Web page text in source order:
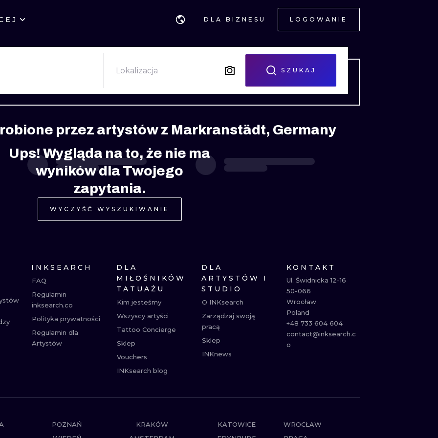
DLA BIZNESU LOGOWANIE
EDYNBURG
STYLE GEOMETRYCZNE
KALIGRAFIA
NEW SCHOOL
BIOMECHANIKA NEO TRADYCYJNE
TRIBAL IGNORANT
RYCINOWE KONTURY
KRESKÓWKOWE DOTWORK
Lokalizacja SZUKAJ
przez artystów z Markranstädt, Germany
Ups! Wygląda na to, że nie ma
wyników dla Twojego
zapytania.
WYCZYŚĆ WYSZUKIWANIE
INKSEARCH
FAQ
Regulamin
inksearch.co
Polityka prywatności
Regulamin dla
Artystów
DLA
MIŁOŚNIKÓW
TATUAŻU
Kim jesteśmy
Wszyscy artyści
Tattoo Concierge
Sklep
Vouchers
INKsearch blog
DLA
ARTYSTÓW I
STUDIO
O INKsearch
Zarządzaj swoją
pracą
Sklep
INKnews
KONTAKT
Ul. Świdnicka 12-16
50-066
Wrocław
Poland
+48 733 604 604
contact@inksearch.c
o
POZNAŃ KRAKÓW KATOWICE
WROCŁAW